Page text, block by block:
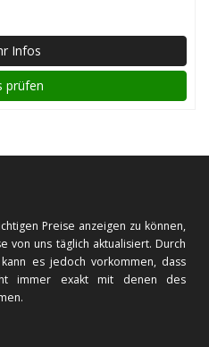
Infos
prüfen
Preise anzeigen zu können,
von uns täglich aktualisiert. Durch
es jedoch vorkommen, dass
immer exakt mit denen des